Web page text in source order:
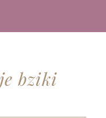
bziki